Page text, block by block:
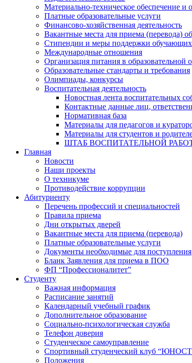
Материально-техническое обеспечение и
Платные образовательные услуги
Финансово-хозяйственная деятельность
Вакантные места для приема (перевода)
Стипендии и меры поддержки
Международные отношения
Организация питания в образовательной
Образовательные стандарты и требования
Олимпиады, конкурсы
Воспитательная деятельность
Новостная лента воспитательных
Контактные данные лиц,
Нормативная база
Материалы для педагогов и
Материалы для студентов и
ШТАБ ВОСПИТАТЕЛЬНОЙ
Главная
Новости
Наши проекты
О техникуме
Противодействие коррупции
Абитуриенту
Перечень профессий и специальностей
Правила приема
Дни открытых дверей
Вакантные места для приема (перевода)
Платные образовательные услуги
Документы необходимые для поступления
Бланк Заявления для приема в ПОО
ФП “Профессионалитет”
Студенту
Важная информация
Расписание занятий
Календарный учебный график
Дополнительное образование
Социально-психологическая служба
Телефон доверия
Студенческое самоуправление
Спортивный студенческий клуб
Положения